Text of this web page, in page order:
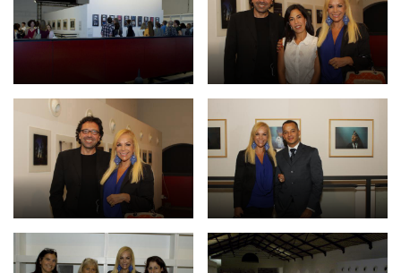
Empowerment socio- economico
Giustizia e Sicurezza
EUROsociAL
EL PAcCTO
EUROFRONT
COPOLAD III
AL-INVEST Verde
MEDIA